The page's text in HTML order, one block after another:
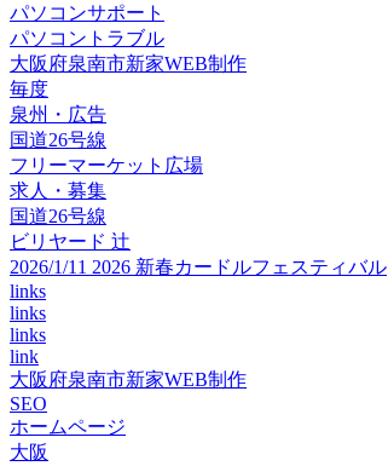
パソコンサポート
パソコントラブル
大阪府泉南市新家WEB制作
毎度
泉州・広告
国道26号線
フリーマーケット広場
求人・募集
国道26号線
ビリヤード 辻
2026/1/11 2026 新春カードルフェスティバル
links
links
links
link
大阪府泉南市新家WEB制作
SEO
ホームページ
大阪